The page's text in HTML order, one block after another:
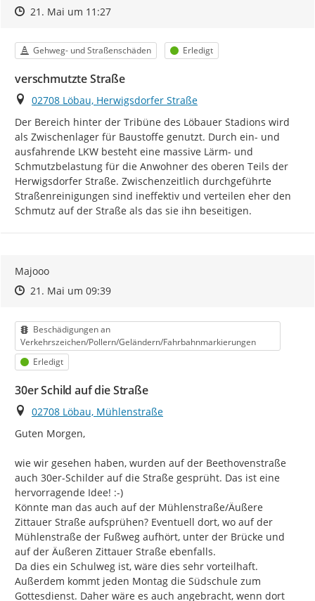
Zeitpunkt des Erstellens
Zeitpunkt des Erstellens
21. Mai um 11:27Zur Äußerung
Kategorie
Gehweg- und Straßenschäden Status
Erledigt
verschmutzte Straße
Ort
02708 Löbau, Herwigsdorfer Straße
Der Bereich hinter der Tribüne des Löbauer Stadions wird
als Zwischenlager für Baustoffe genutzt. Durch ein- und
ausfahrende LKW besteht eine massive Lärm- und
Schmutzbelastung für die Anwohner des oberen Teils der
Herwigsdorfer Straße. Zwischenzeitlich durchgeführte
Straßenreinigungen sind ineffektiv und verteilen eher den
Schmutz auf der Straße als das sie ihn beseitigen.
Majooo
Zeitpunkt des Erstellens
Zeitpunkt des Erstellens
21. Mai um 09:39Zur Äußerung
Kategorie
Beschädigungen an
Verkehrszeichen/Pollern/Geländern/Fahrbahnmarkierungen
Status
Erledigt
30er Schild auf die Straße
Ort
02708 Löbau, Mühlenstraße
Guten Morgen,
wie wir gesehen haben, wurden auf der Beethovenstraße
auch 30er-Schilder auf die Straße gesprüht. Das ist eine
hervorragende Idee! :-)
Könnte man das auch auf der Mühlenstraße/Äußere
Zittauer Straße aufsprühen? Eventuell dort, wo auf der
Mühlenstraße der Fußweg aufhört, unter der Brücke und
auf der Äußeren Zittauer Straße ebenfalls.
Da dies ein Schulweg ist, wäre dies sehr vorteilhaft.
Außerdem kommt jeden Montag die Südschule zum
Gottesdienst. Daher wäre es auch angebracht, wenn dort